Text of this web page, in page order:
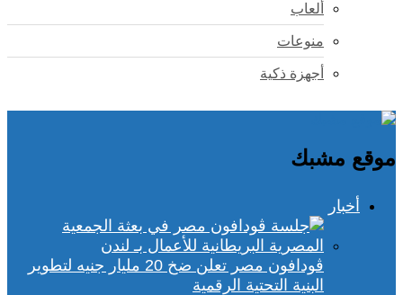
ألعاب
منوعات
أجهزة ذكية
موقع مشبك
أخبار
ڤودافون مصر تعلن ضخ 20 مليار جنيه لتطوير
البنية التحتية الرقمية